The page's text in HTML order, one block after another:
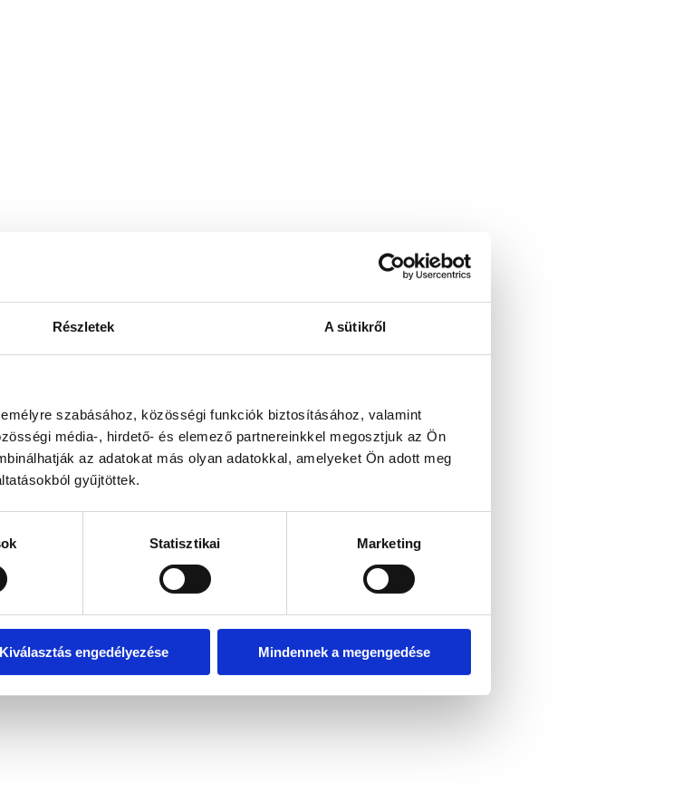
Részletek A sütikről
szabásához, közösségi funkciók biztosításához, valamint
média-, hirdető- és elemező partnereinkkel megosztjuk az Ön
az adatokat más olyan adatokkal, amelyeket Ön adott meg
gyűjtöttek.
Statisztikai Marketing
Kiválasztás engedélyezése Mindennek a megengedése
while loadingwww.bicapp.hu (see the browser console for more information)